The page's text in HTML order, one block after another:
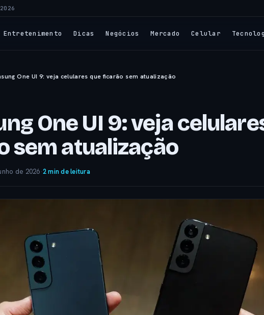
Entretenimento Dicas Negócios Mercado Celular
One UI 9: veja celulares que ficarão sem atualização
One UI 9: veja
sem atualização
de 2026·2 min de leitura